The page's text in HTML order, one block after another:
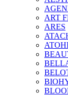
ART
ARES